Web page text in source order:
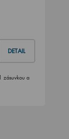
DETAIL
zásuvkou a